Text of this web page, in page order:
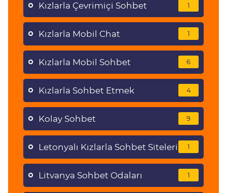
Kızlarla Çevrimiçi Sohbet 1
Kızlarla Mobil Chat 1
Kızlarla Mobil Sohbet 6
Kızlarla Sohbet Etmek 4
Kolay Sohbet 9
Letonyalı Kızlarla Sohbet Siteleri 1
Litvanya Sohbet Odaları 1